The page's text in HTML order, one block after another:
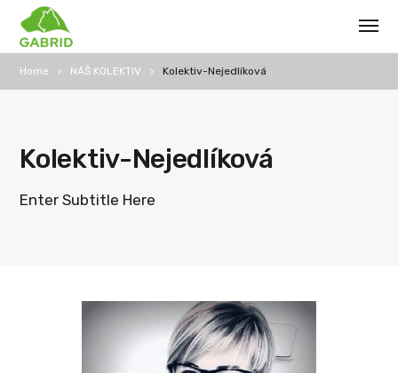
Home NÁŠ KOLEKTIV Kolektiv-Nejedlíková
Kolektiv-Nejedlíková
Enter Subtitle Here